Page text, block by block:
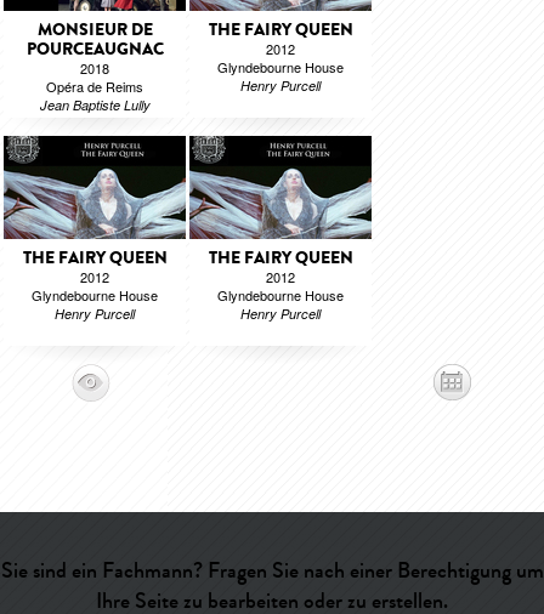
MONSIEUR DE
POURCEAUGNAC
2018
Opéra de Reims
Jean Baptiste Lully
THE FAIRY QUEEN
2012
Glyndebourne House
Henry Purcell
THE FAIRY QUEEN
2012
Glyndebourne House
Henry Purcell
THE FAIRY QUEEN
2012
Glyndebourne House
Henry Purcell
Sie sind ein Fachmann? Fragen Sie nach einer Berechtigung um
Ihre Seite zu bearbeiten oder zu erstellen.